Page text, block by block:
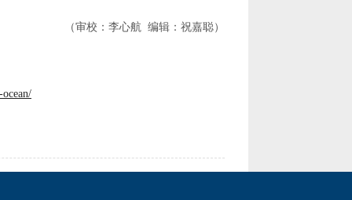
（审校：李心航 编辑：祝嘉聪）